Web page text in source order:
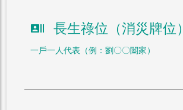
recent_actors 長生祿位（消災牌位）
一戶一人代表（例：劉〇〇闔家）